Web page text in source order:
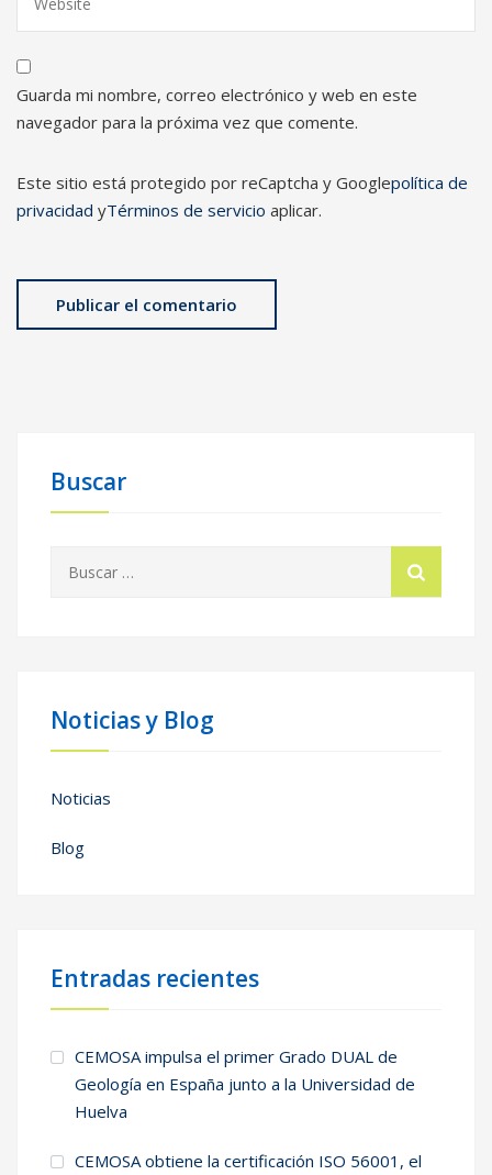
Guarda mi nombre, correo electrónico y web en este
navegador para la próxima vez que comente.
Este sitio está protegido por reCaptcha y Googlepolítica de
privacidad yTérminos de servicio aplicar.
Buscar
Noticias y Blog
Noticias
Blog
Entradas recientes
CEMOSA impulsa el primer Grado DUAL de
Geología en España junto a la Universidad de
Huelva
CEMOSA obtiene la certificación ISO 56001, el